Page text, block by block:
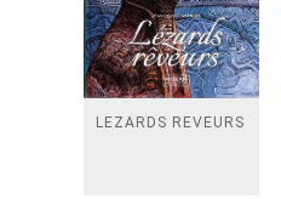
LEZARDS REVEURS